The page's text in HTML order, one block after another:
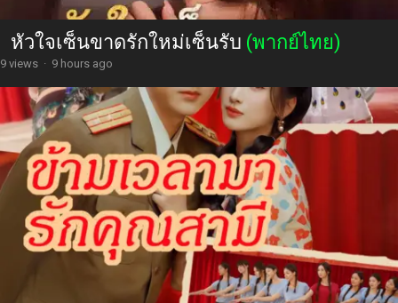
หัวใจเซ็นขาดรักใหม่เซ็นรับ (พากย์ไทย)
9 views · 9 hours ago